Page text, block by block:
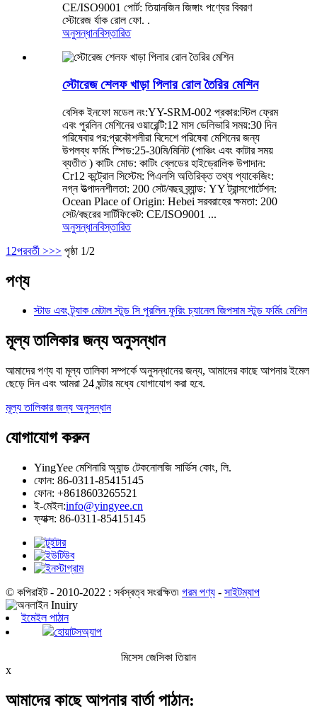
CE/ISO9001 পোর্ট: তিয়ানজিন জিঙ্গাং পণ্যের বিবরণ
স্টোরেজ র্যাক রোল ফো. .
অনুসন্ধানবিস্তারিত
স্টোরেজ শেলফ খাড়া পিলার রোল তৈরির মেশিন
বেসিক ইনফো মডেল নং:YY-SRM-002 প্রকার:স্টিল ফ্রেম
এবং পুরলিন মেশিনের ওয়ারেন্টি:12 মাস ডেলিভারি সময়:30 দিন
পরিষেবার পর:প্রকৌশলীরা বিদেশে পরিষেবা মেশিনের জন্য
উপলব্ধ ফর্মিং স্পিড:25-30মি/মিনিট (পাঞ্চিং এবং কাটার সময়
ব্যতীত ) কাটিং মোড: কাটিং ব্লেডের হাইড্রোলিক উপাদান:
Cr12 কন্ট্রোল সিস্টেম: পিএলসি অতিরিক্ত তথ্য প্যাকেজিং:
নগ্ন উত্পাদনশীলতা: 200 সেট/বছর ব্র্যান্ড: YY ট্রান্সপোর্টেশন:
Ocean Place of Origin: Hebei সরবরাহের ক্ষমতা: 200
সেট/বছরের সার্টিফিকেট: CE/ISO9001 ...
অনুসন্ধানবিস্তারিত
1 2পরবর্তী >>> পৃষ্ঠা 1/2
পণ্য
স্টাড এবং ট্র্যাক মেটাল স্টুড সি পুরলিন ফুরিং চ্যানেল জিপসাম স্টুড ফর্মিং মেশিন
মূল্য তালিকার জন্য অনুসন্ধান
আমাদের পণ্য বা মূল্য তালিকা সম্পর্কে অনুসন্ধানের জন্য, আমাদের কাছে আপনার ইমেল
ছেড়ে দিন এবং আমরা 24 ঘন্টার মধ্যে যোগাযোগ করা হবে.
মূল্য তালিকার জন্য অনুসন্ধান
যোগাযোগ করুন
YingYee মেশিনারি অ্যান্ড টেকনোলজি সার্ভিস কোং, লি.
ফোন: 86-0311-85415145
ফোন: +8618603265521
ই-মেইল:info@yingyee.cn
ফ্যাক্স: 86-0311-85415145
© কপিরাইট - 2010-2022 : সর্বস্বত্ব সংরক্ষিত৷ গরম পণ্য - সাইটম্যাপ
ইমেইল পাঠান
হোয়াটসঅ্যাপ
মিসেস জেসিকা তিয়ান
x
আমাদের কাছে আপনার বার্তা পাঠান: